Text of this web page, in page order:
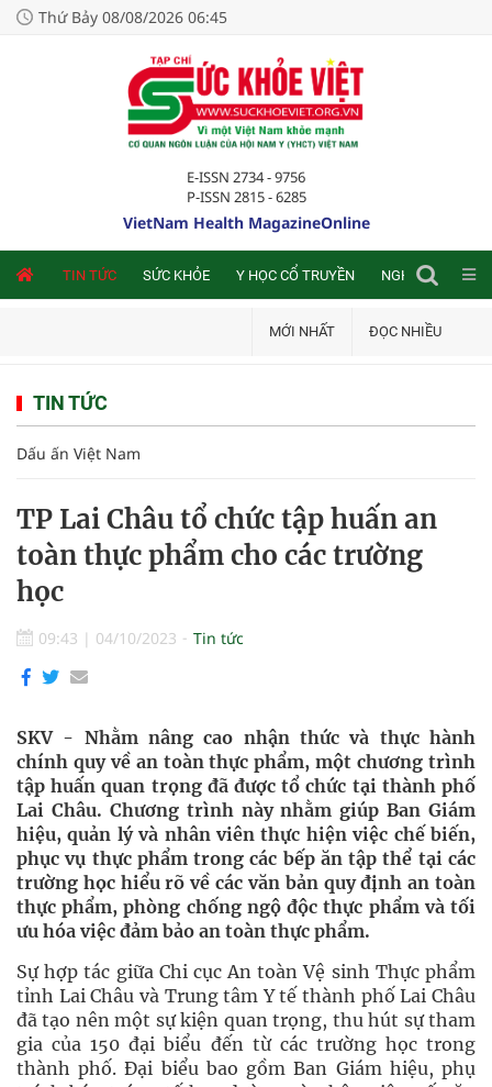
Thứ Bảy 08/08/2026 06:45
E-ISSN 2734 - 9756
P-ISSN 2815 - 6285
VietNam Health MagazineOnline
TIN TỨC SỨC KHỎE Y HỌC CỔ TRUYỀN NGHIÊN CỨU
MỚI NHẤT ĐỌC NHIỀU
TIN TỨC
Dấu ấn Việt Nam
TP Lai Châu tổ chức tập huấn an
toàn thực phẩm cho các trường
học
09:43 | 04/10/2023 Tin tức
SKV - Nhằm nâng cao nhận thức và thực hành
chính quy về an toàn thực phẩm, một chương trình
tập huấn quan trọng đã được tổ chức tại thành phố
Lai Châu. Chương trình này nhằm giúp Ban Giám
hiệu, quản lý và nhân viên thực hiện việc chế biến,
phục vụ thực phẩm trong các bếp ăn tập thể tại các
trường học hiểu rõ về các văn bản quy định an toàn
thực phẩm, phòng chống ngộ độc thực phẩm và tối
ưu hóa việc đảm bảo an toàn thực phẩm.
Sự hợp tác giữa Chi cục An toàn Vệ sinh Thực phẩm
tỉnh Lai Châu và Trung tâm Y tế thành phố Lai Châu
đã tạo nên một sự kiện quan trọng, thu hút sự tham
gia của 150 đại biểu đến từ các trường học trong
thành phố. Đại biểu bao gồm Ban Giám hiệu, phụ